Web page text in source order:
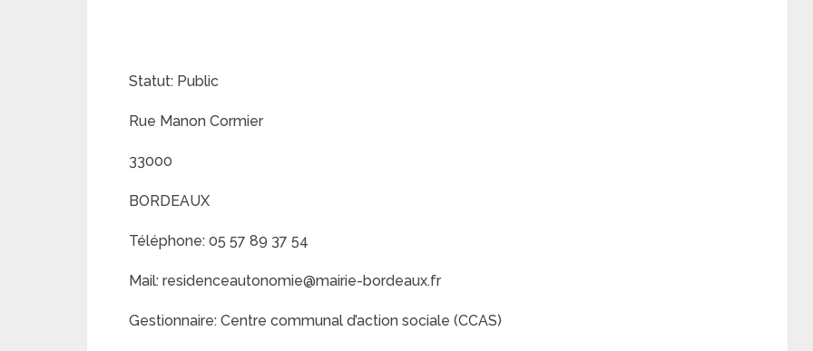
Statut: Public
Rue Manon Cormier
33000
BORDEAUX
Téléphone: 05 57 89 37 54
Mail: residenceautonomie@mairie-bordeaux.fr
Gestionnaire: Centre communal d’action sociale (CCAS)